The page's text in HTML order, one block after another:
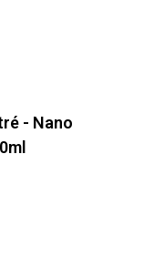
- Nano